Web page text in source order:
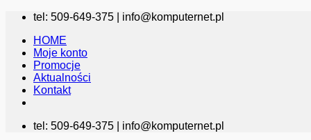
Przewiń
zawartości
tel: 509-649-375 | info@komputernet.pl
HOME
Moje konto
Promocje
Aktualności
Kontakt
tel: 509-649-375 | info@komputernet.pl